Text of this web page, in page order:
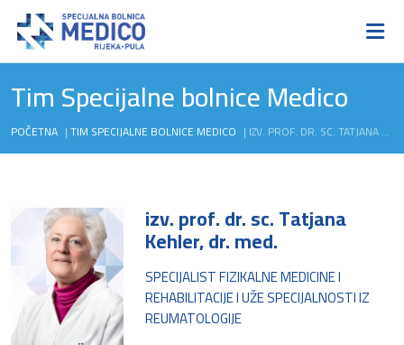
Tim Specijalne bolnice Medico
POČETNA |TIM SPECIJALNE BOLNICE MEDICO | IZV. PROF. DR. SC. TATJANA KEHLER, DR. MED.
izv. prof. dr. sc. Tatjana
Kehler, dr. med.
SPECIJALIST FIZIKALNE MEDICINE I
REHABILITACIJE I UŽE SPECIJALNOSTI IZ
REUMATOLOGIJE